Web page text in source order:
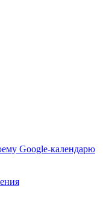
Google-календарю